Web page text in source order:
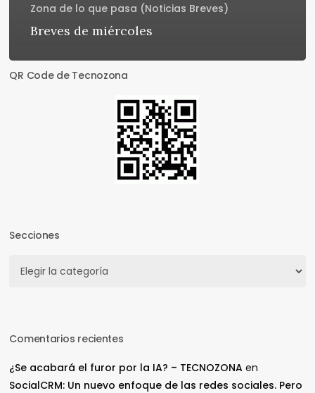
Zona de lo que pasa (Noticias Breves)
Breves de miércoles
QR Code de Tecnozona
Secciones
Comentarios recientes
¿Se acabará el furor por la IA? – TECNOZONA en
SocialCRM: Un nuevo enfoque de las redes sociales. Pero